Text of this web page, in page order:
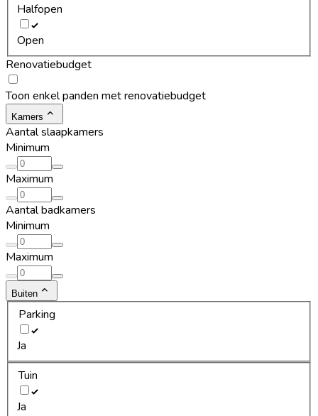
Halfopen
Open
Renovatiebudget
Toon enkel panden met renovatiebudget
Kamers
Aantal slaapkamers
Minimum
Maximum
Aantal badkamers
Minimum
Maximum
Buiten
Parking
Ja
Tuin
Ja